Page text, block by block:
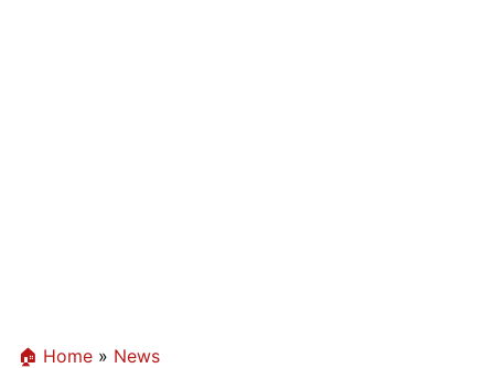
🏠 Home » News